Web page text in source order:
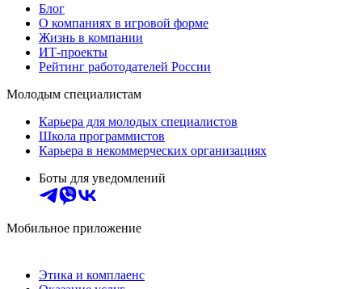
Блог
О компаниях в игровой форме
Жизнь в компании
ИТ-проекты
Рейтинг работодателей России
Молодым специалистам
Карьера для молодых специалистов
Школа программистов
Карьера в некоммерческих организациях
Боты для уведомлений
Мобильное приложение
Этика и комплаенс